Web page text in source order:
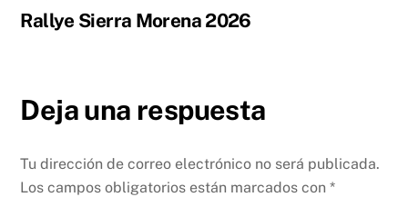
Rallye Sierra Morena 2026
Deja una respuesta
Tu dirección de correo electrónico no será publicada.
Los campos obligatorios están marcados con*